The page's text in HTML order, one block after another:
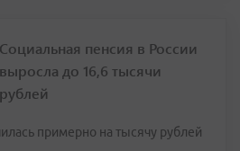
Социальная пенсия в России
выросла до 16,6 тысячи
рублей
примерно на тысячу рублей